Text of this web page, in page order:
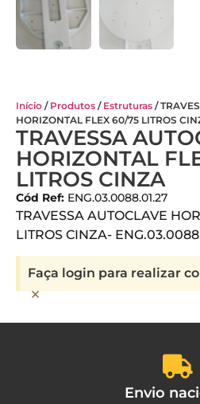
Início / Produtos / Estruturas /
HORIZONTAL FLEX 60/75 LITROS
TRAVESSA
HORIZONTAL
LITROS CINZA
Cód Ref: ENG.03.0088.01.27
TRAVESSA AUTOCLAVE
LITROS CINZA-
Faça login para realizar
×
Envio